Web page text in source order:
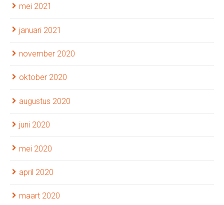
mei 2021
januari 2021
november 2020
oktober 2020
augustus 2020
juni 2020
mei 2020
april 2020
maart 2020